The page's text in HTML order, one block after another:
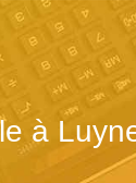
à